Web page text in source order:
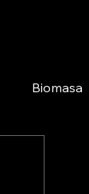
Biomasa